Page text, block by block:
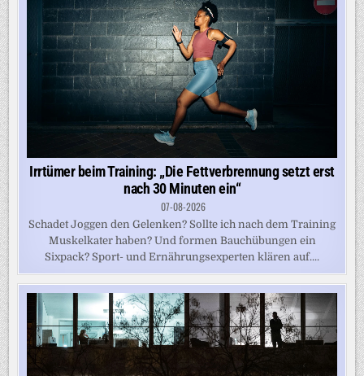
Irrtümer beim Training: „Die Fettverbrennung setzt erst
nach 30 Minuten ein“
07-08-2026
Schadet Joggen den Gelenken? Sollte ich nach dem Training
Muskelkater haben? Und formen Bauchübungen ein
Sixpack? Sport- und Ernährungsexperten klären auf....